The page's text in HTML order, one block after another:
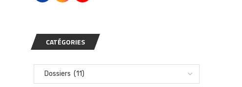
CATÉGORIES